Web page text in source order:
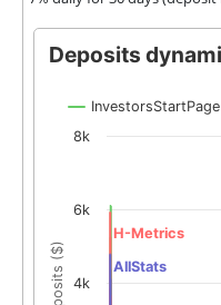
Deposits ($)
H-Metrics
AllStats
Deposits
InvestorsStartPage
4k
6k
8k